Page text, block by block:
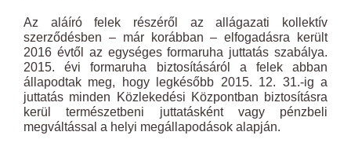
Az aláíró felek részéről az allágazati kollektív
szerződésben – már korábban – elfogadásra került
2016 évtől az egységes formaruha juttatás szabálya.
2015. évi formaruha biztosításáról a felek abban
állapodtak meg, hogy legkésőbb 2015. 12. 31.-ig a
juttatás minden Közlekedési Központban biztosításra
kerül természetbeni juttatásként vagy pénzbeli
megváltással a helyi megállapodások alapján.